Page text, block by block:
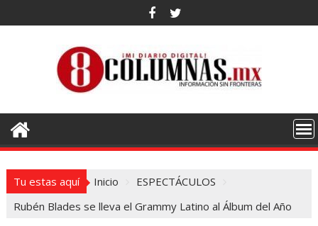
al
Tu estas aquí Inicio
ESPECTÁCULOS
Rubén Blades se lleva el Grammy Latino al Álbum del Año